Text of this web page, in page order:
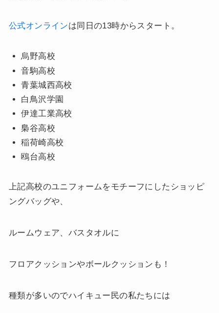
公式オンラインは同日の13時からスタート。
烏野高校
音駒高校
青葉城西高校
白鳥沢学園
伊達工業高校
梟谷高校
稲荷崎高校
鴎台高校
上記高校のユニフォームをモチーフにしたショッピ
ングバッグや、
ルームウェア、バスタオルに
フロアクッションやボールクッションも！
種類が多いのでハイキュー民の私たちには